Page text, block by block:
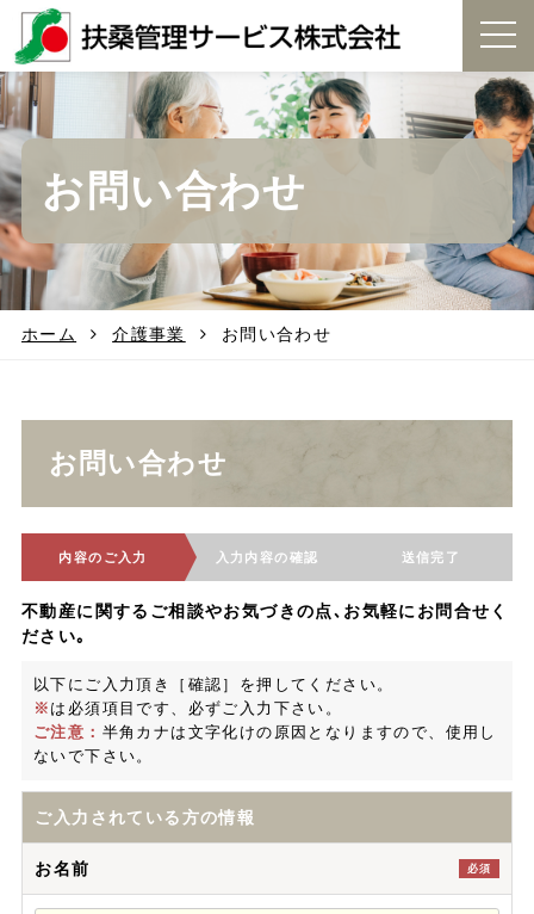
t
g
g
l
i
g
a
お問い合わせ
ホーム 介護事業 お問い合わせ
お問い合わせ
内容のご入力 入力内容の確認 送信完了
不動産に関するご相談やお気づきの点､お気軽にお問合せく
ださい｡
以下にご入力頂き［確認］を押してください。
※ は必須項目です、必ずご入力下さい。
ご注意： 半角カナは文字化けの原因となりますので、使用し
ないで下さい。
ご入力されている方の情報
お名前 必須